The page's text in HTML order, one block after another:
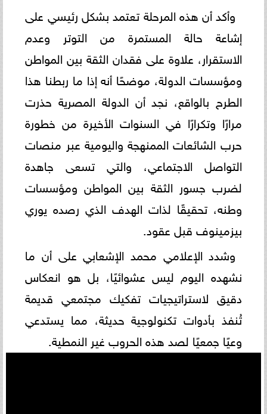
وأكد أن هذه المرحلة تعتمد بشكل رئيسي على
إشاعة حالة المستمرة من التوتر وعدم
الاستقرار، علاوة على فقدان الثقة بين المواطن
ومؤسسات الدولة، موضحًا أنه إذا ما ربطنا هذا
الطرح بالواقع، نجد أن الدولة المصرية حذرت
مرارًا وتكرارًا في السنوات الأخيرة من خطورة
حرب الشائعات الممنهجة واليومية عبر منصات
التواصل الاجتماعي، والتي تسعى جاهدة
لضرب جسور الثقة بين المواطن ومؤسسات
وطنه، تحقيقًا لذات الهدف الذي رصده يوري
بيزمينوف قبل عقود.
وشدد الإعلامي محمد الإشعابي على أن ما
نشهده اليوم ليس عشوائيًا، بل هو انعكاس
دقيق لاستراتيجيات تفكيك مجتمعي قديمة
تُنفذ بأدوات تكنولوجية حديثة، مما يستدعي
وعيًا جمعيًا لصد هذه الحروب غير النمطية.